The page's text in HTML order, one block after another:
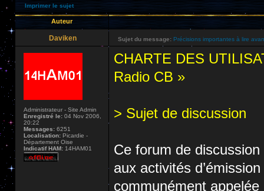
Imprimer le sujet
Auteur
Daviken Sujet du message: Précisions importantes à lire
Administrateur - Site Admin
Enregistré le: 04 Nov 2006,
20:22
Messages: 6251
Localisation: Picardie -
Département Oise
Indicatif HAM: 14HAM01
CHARTE DES
Radio CB »
> Sujet de discussion
Ce forum de
aux activités
communément